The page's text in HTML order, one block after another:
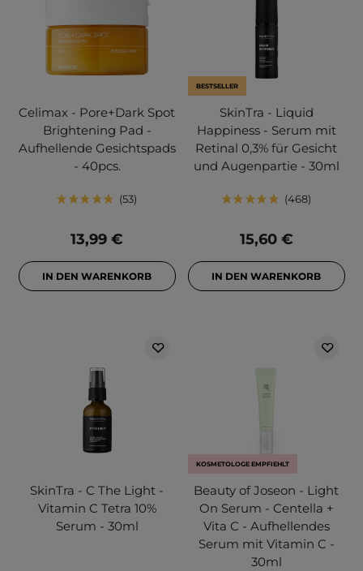
Celimax - Pore+Dark Spot
Brightening Pad -
Aufhellende Gesichtspads
- 40pcs.
53
13,99 €
IN DEN WARENKORB
BESTSELLER
SkinTra - Liquid
Happiness - Serum mit
Retinal 0,3% für Gesicht
und Augenpartie - 30ml
468
15,60 €
IN DEN WARENKORB
SkinTra - C The Light -
Vitamin C Tetra 10%
Serum - 30ml
KOSMETOLOGE EMPFIEHLT
Beauty of Joseon - Light
On Serum - Centella +
Vita C - Aufhellendes
Serum mit Vitamin C -
30ml